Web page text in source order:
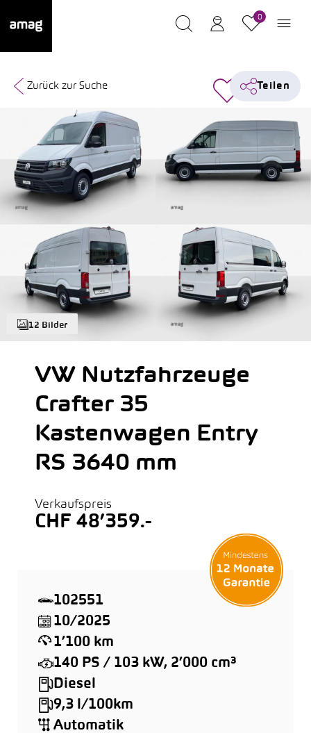
0
12 Bilder
Zurück zur Suche Teilen
VW Nutzfahrzeuge
Crafter 35
Kastenwagen Entry
RS 3640 mm
Verkaufspreis
CHF 48’359.-
102551
10/2025
1’100 km
140 PS / 103 kW, 2’000 cm³
Diesel
9,3 l/100km
Automatik